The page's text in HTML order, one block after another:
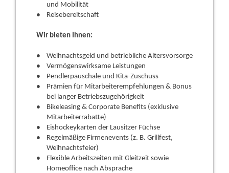
und Mobilität
Reisebereitschaft
Wir bieten Ihnen:
Weihnachtsgeld und betriebliche Altersvorsorge
Vermögenswirksame Leistungen
Pendlerpauschale und Kita-Zuschuss
Prämien für Mitarbeiterempfehlungen & Bonus
bei langer Betriebszugehörigkeit
Bikeleasing & Corporate Benefits (exklusive
Mitarbeiterrabatte)
Eishockeykarten der Lausitzer Füchse
Regelmäßige Firmenevents (z. B. Grillfest,
Weihnachtsfeier)
Flexible Arbeitszeiten mit Gleitzeit sowie
Homeoffice nach Absprache